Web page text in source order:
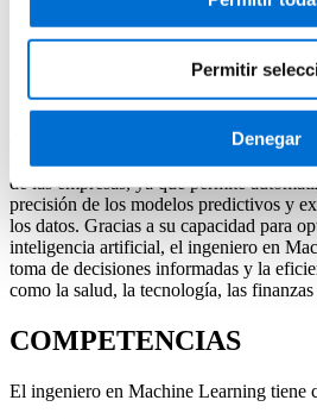
Permitir
Denegar
Descubre cómo convertirte en ingeniero
El ingeniero en Machine Learning es
en el diseño, desarrollo e
aprendizaje automático. Su trabajo es
de las empresas, ya que permite
precisión de los modelos predictivos y
los datos. Gracias a su capacidad para
inteligencia artificial, el ingeniero en
toma de decisiones informadas y la
como la salud, la tecnología, las
COMPETENCIAS
El ingeniero en Machine Learning tiene